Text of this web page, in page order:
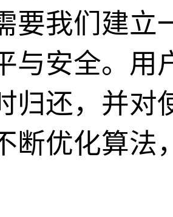
要我们建立
与安全。用
归还，并对
断优化算法